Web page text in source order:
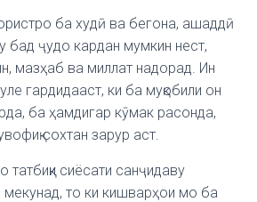
ба худӣ ва бегона, ашаддӣ
бад ҷудо кардан мумкин нест,
мазҳаб ва миллат надорад. Ин
гардидааст, ки ба муқобили он
ба ҳамдигар кӯмак расонда,
сохтан зарур аст.
сиёсати санҷидаву
мекунад, то ки кишварҳои мо ба